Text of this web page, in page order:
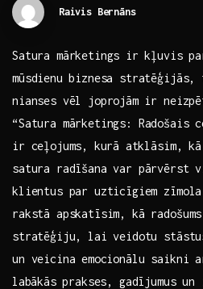
Raivis Bernāns
Satura mārketings ir ⁤kļuvis
mūsdienu⁣ biznesa
nianses vēl joprojām ⁣ir
“Satura mārketings:
ir ceļojums,⁣ kurā⁢ atklāsim, kā
satura radīšana var pārvērst
klientus par uzticīgiem
rakstā apskatīsim, kā
stratēģiju, lai ‌veidotu
un veicina⁣ emocionālu
⁣labākās⁤ prakses, gadījumus